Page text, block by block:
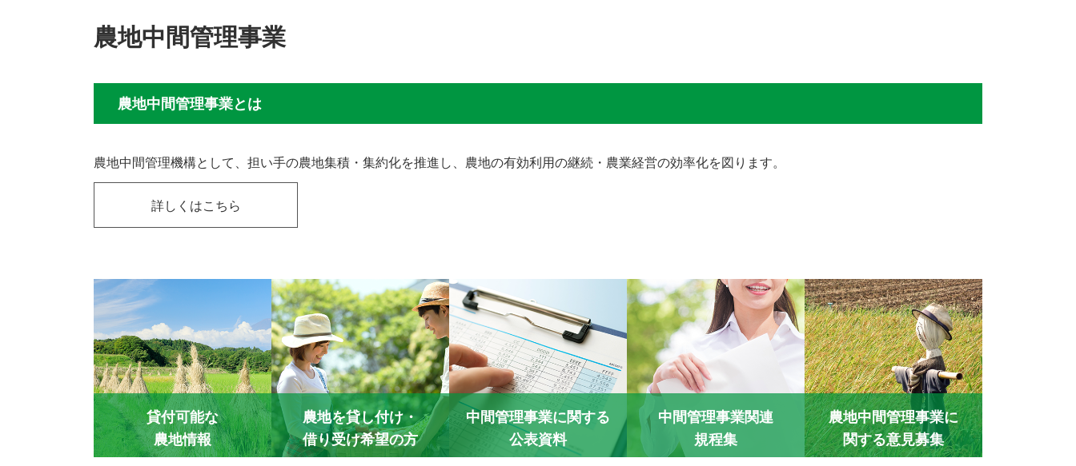
農地中間管理事業
農地中間管理事業とは
農地中間管理機構として、担い手の農地集積・集約化を推進し、農地の有効利用の継続・農業経営の効率化を図ります。
詳しくはこちら
貸付可能な
農地情報
農地を貸し付け・
借り受け希望の方
中間管理事業に関する
公表資料
中間管理事業関連
規程集
農地中間管理事業に
関する意見募集